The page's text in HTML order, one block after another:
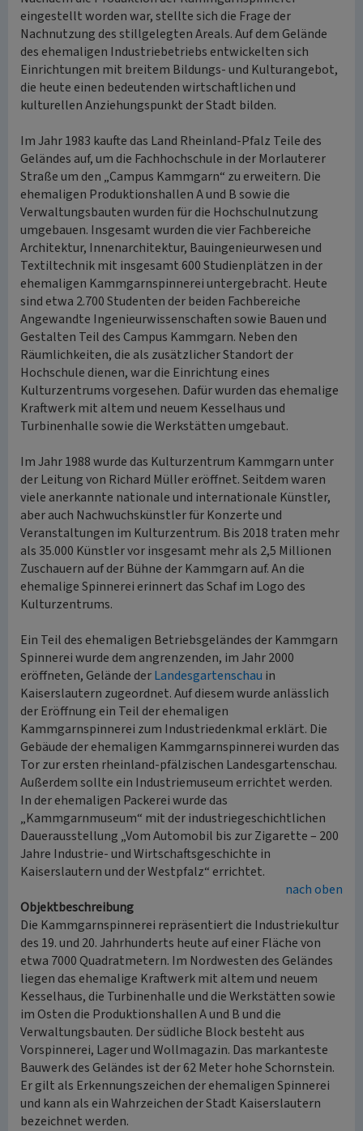
eingestellt worden war, stellte sich die Frage der
Nachnutzung des stillgelegten Areals. Auf dem Gelände
des ehemaligen Industriebetriebs entwickelten sich
Einrichtungen mit breitem Bildungs- und Kulturangebot,
die heute einen bedeutenden wirtschaftlichen und
kulturellen Anziehungspunkt der Stadt bilden.
Im Jahr 1983 kaufte das Land Rheinland-Pfalz Teile des
Geländes auf, um die Fachhochschule in der Morlauterer
Straße um den „Campus Kammgarn“ zu erweitern. Die
ehemaligen Produktionshallen A und B sowie die
Verwaltungsbauten wurden für die Hochschulnutzung
umgebauen. Insgesamt wurden die vier Fachbereiche
Architektur, Innenarchitektur, Bauingenieurwesen und
Textiltechnik mit insgesamt 600 Studienplätzen in der
ehemaligen Kammgarnspinnerei untergebracht. Heute
sind etwa 2.700 Studenten der beiden Fachbereiche
Angewandte Ingenieurwissenschaften sowie Bauen und
Gestalten Teil des Campus Kammgarn. Neben den
Räumlichkeiten, die als zusätzlicher Standort der
Hochschule dienen, war die Einrichtung eines
Kulturzentrums vorgesehen. Dafür wurden das ehemalige
Kraftwerk mit altem und neuem Kesselhaus und
Turbinenhalle sowie die Werkstätten umgebaut.
Im Jahr 1988 wurde das Kulturzentrum Kammgarn unter
der Leitung von Richard Müller eröffnet. Seitdem waren
viele anerkannte nationale und internationale Künstler,
aber auch Nachwuchskünstler für Konzerte und
Veranstaltungen im Kulturzentrum. Bis 2018 traten mehr
als 35.000 Künstler vor insgesamt mehr als 2,5 Millionen
Zuschauern auf der Bühne der Kammgarn auf. An die
ehemalige Spinnerei erinnert das Schaf im Logo des
Kulturzentrums.
Ein Teil des ehemaligen Betriebsgeländes der Kammgarn
Spinnerei wurde dem angrenzenden, im Jahr 2000
eröffneten, Gelände derLandesgartenschau in
Kaiserslautern zugeordnet. Auf diesem wurde anlässlich
der Eröffnung ein Teil der ehemaligen
Kammgarnspinnerei zum Industriedenkmal erklärt. Die
Gebäude der ehemaligen Kammgarnspinnerei wurden das
Tor zur ersten rheinland-pfälzischen Landesgartenschau.
Außerdem sollte ein Industriemuseum errichtet werden.
In der ehemaligen Packerei wurde das
„Kammgarnmuseum“ mit der industriegeschichtlichen
Dauerausstellung „Vom Automobil bis zur Zigarette – 200
Jahre Industrie- und Wirtschaftsgeschichte in
Kaiserslautern und der Westpfalz“ errichtet.
nach oben
Objektbeschreibung
Die Kammgarnspinnerei repräsentiert die Industriekultur
des 19. und 20. Jahrhunderts heute auf einer Fläche von
etwa 7000 Quadratmetern. Im Nordwesten des Geländes
liegen das ehemalige Kraftwerk mit altem und neuem
Kesselhaus, die Turbinenhalle und die Werkstätten sowie
im Osten die Produktionshallen A und B und die
Verwaltungsbauten. Der südliche Block besteht aus
Vorspinnerei, Lager und Wollmagazin. Das markanteste
Bauwerk des Geländes ist der 62 Meter hohe Schornstein.
Er gilt als Erkennungszeichen der ehemaligen Spinnerei
und kann als ein Wahrzeichen der Stadt Kaiserslautern
bezeichnet werden.